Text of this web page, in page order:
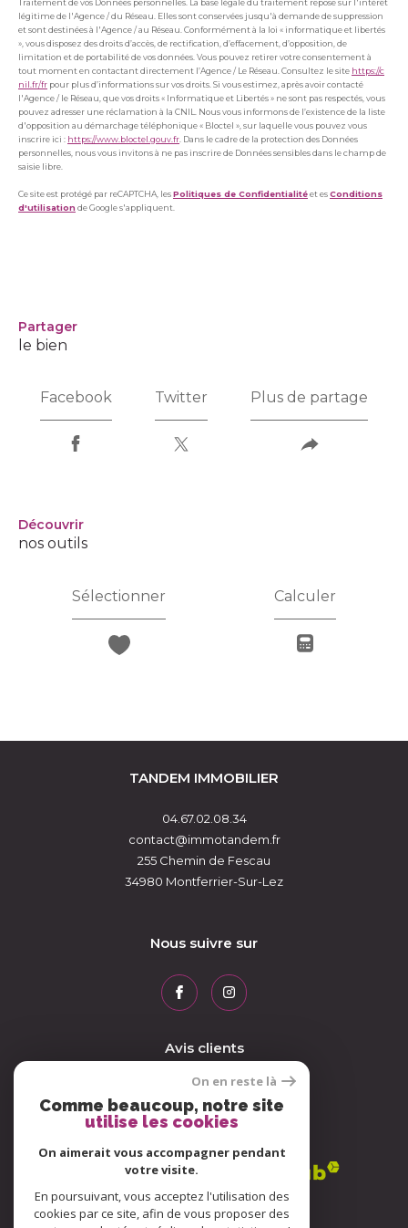
légitime de l'Agence / du Réseau. Elles sont conservées jusqu'à demande de suppression
et sont destinées à l'Agence / au Réseau. Conformément à la loi « informatique et libertés
», vous disposez des droits d’accès, de rectification, d’effacement, d’opposition, de
limitation et de portabilité de vos données. Vous pouvez retirer votre consentement à
tout moment en contactant directement l’Agence / Le Réseau. Consultez le site https://c
nil.fr/fr pour plus d’informations sur vos droits. Si vous estimez, après avoir contacté
l'Agence / le Réseau, que vos droits « Informatique et Libertés » ne sont pas respectés, vous
pouvez adresser une réclamation à la CNIL. Nous vous informons de l’existence de la liste
d'opposition au démarchage téléphonique « Bloctel », sur laquelle vous pouvez vous
inscrire ici : https://www.bloctel.gouv.fr . Dans le cadre de la protection des Données
personnelles, nous vous invitons à ne pas inscrire de Données sensibles dans le champ de
saisie libre.
Ce site est protégé par reCAPTCHA, lesPolitiques de Confidentialitéet esConditions
d'utilisation de Google s'appliquent.
partager
le bien
Facebook Twitter Plus de partage
découvrir
nos outils
Sélectionner Calculer
TANDEM IMMOBILIER
04.67.02.08.34
contact@immotandem.fr
255 Chemin de Fescau
34980
Montferrier-Sur-Lez
Nous suivre sur
Avis clients
On en reste là
Comme beaucoup, notre site
utilise les cookies
On aimerait vous accompagner pendant
votre visite.
En poursuivant, vous acceptez l'utilisation des
cookies par ce site, afin de vous proposer des